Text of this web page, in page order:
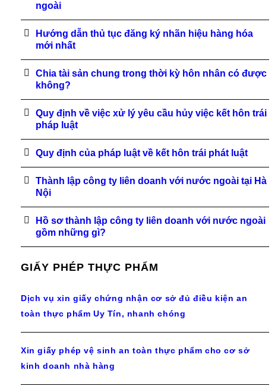
ngoài
Hướng dẫn thủ tục đăng ký nhãn hiệu hàng hóa
mới nhất
Chia tài sản chung trong thời kỳ hôn nhân có được
không?
Quy định về việc xử lý yêu cầu hủy việc kết hôn trái
pháp luật
Quy định của pháp luật về kết hôn trái phát luật
Thành lập công ty liên doanh với nước ngoài tại Hà
Nội
Hồ sơ thành lập công ty liên doanh với nước ngoài
gồm những gì?
GIẤY PHÉP THỰC PHẨM
Dịch vụ xin giấy chứng nhận cơ sở đủ điều kiện an
toàn thực phẩm Uy Tín, nhanh chóng
Xin giấy phép vệ sinh an toàn thực phẩm cho cơ sở
kinh doanh nhà hàng